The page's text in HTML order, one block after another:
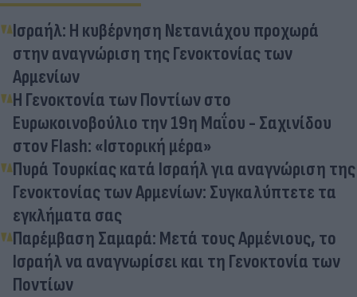
Ισραήλ: Η κυβέρνηση Νετανιάχου προχωρά
στην αναγνώριση της Γενοκτονίας των
Αρμενίων
Η Γενοκτονία των Ποντίων στο
Ευρωκοινοβούλιο την 19η Μαΐου - Σαχινίδου
στον Flash: «Ιστορική μέρα»
Πυρά Τουρκίας κατά Ισραήλ για αναγνώριση της
Γενοκτονίας των Αρμενίων: Συγκαλύπτετε τα
εγκλήματα σας
Παρέμβαση Σαμαρά: Μετά τους Αρμένιους, το
Ισραήλ να αναγνωρίσει και τη Γενοκτονία των
Ποντίων